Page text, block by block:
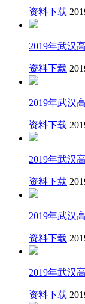
资料下载
2019年武汉
资料下载
2019年武汉
资料下载
2019年武汉
资料下载
2019年武汉
资料下载
2019年武汉
资料下载